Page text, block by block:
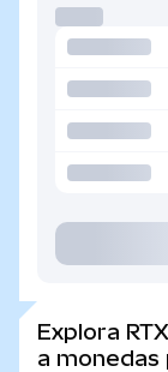
Explora
a monedas